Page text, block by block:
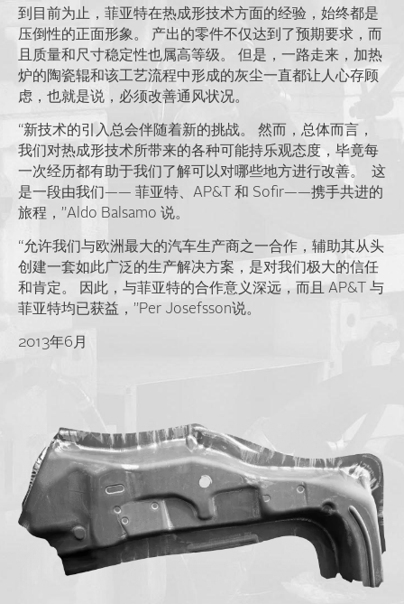
到目前为止，菲亚特在热成形技术方面的经验，始终都是
压倒性的正面形象。 产出的零件不仅达到了预期要求，而
且质量和尺寸稳定性也属高等级。 但是，一路走来，加热
炉的陶瓷辊和该工艺流程中形成的灰尘一直都让人心存顾
虑，也就是说，必须改善通风状况。
“新技术的引入总会伴随着新的挑战。 然而，总体而言，
我们对热成形技术所带来的各种可能持乐观态度，毕竟每
一次经历都有助于我们了解可以对哪些地方进行改善。 这
是一段由我们—— 菲亚特、AP&T 和 Sofir——携手共进的
旅程，”Aldo Balsamo 说。
“允许我们与欧洲最大的汽车生产商之一合作，辅助其从头
创建一套如此广泛的生产解决方案，是对我们极大的信任
和肯定。 因此，与菲亚特的合作意义深远，而且 AP&T 与
菲亚特均已获益，”Per Josefsson说。
2013年6月